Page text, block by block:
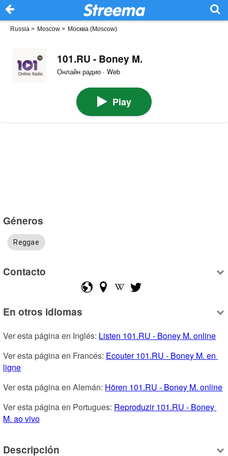
Russia > Moscow > Москва (Moscow)
101.RU - Boney M.
Онлайн радио · Web
Play
Géneros
Reggae
Contacto
En otros idiomas
Ver esta página en Inglés: Listen 101.RU - Boney M. online
Ver esta página en Francés: Ecouter 101.RU - Boney M. en
ligne
Ver esta página en Alemán: Hören 101.RU - Boney M. online
Ver esta página en Portugues: Reproduzir 101.RU - Boney
M. ao vivo
Descripción